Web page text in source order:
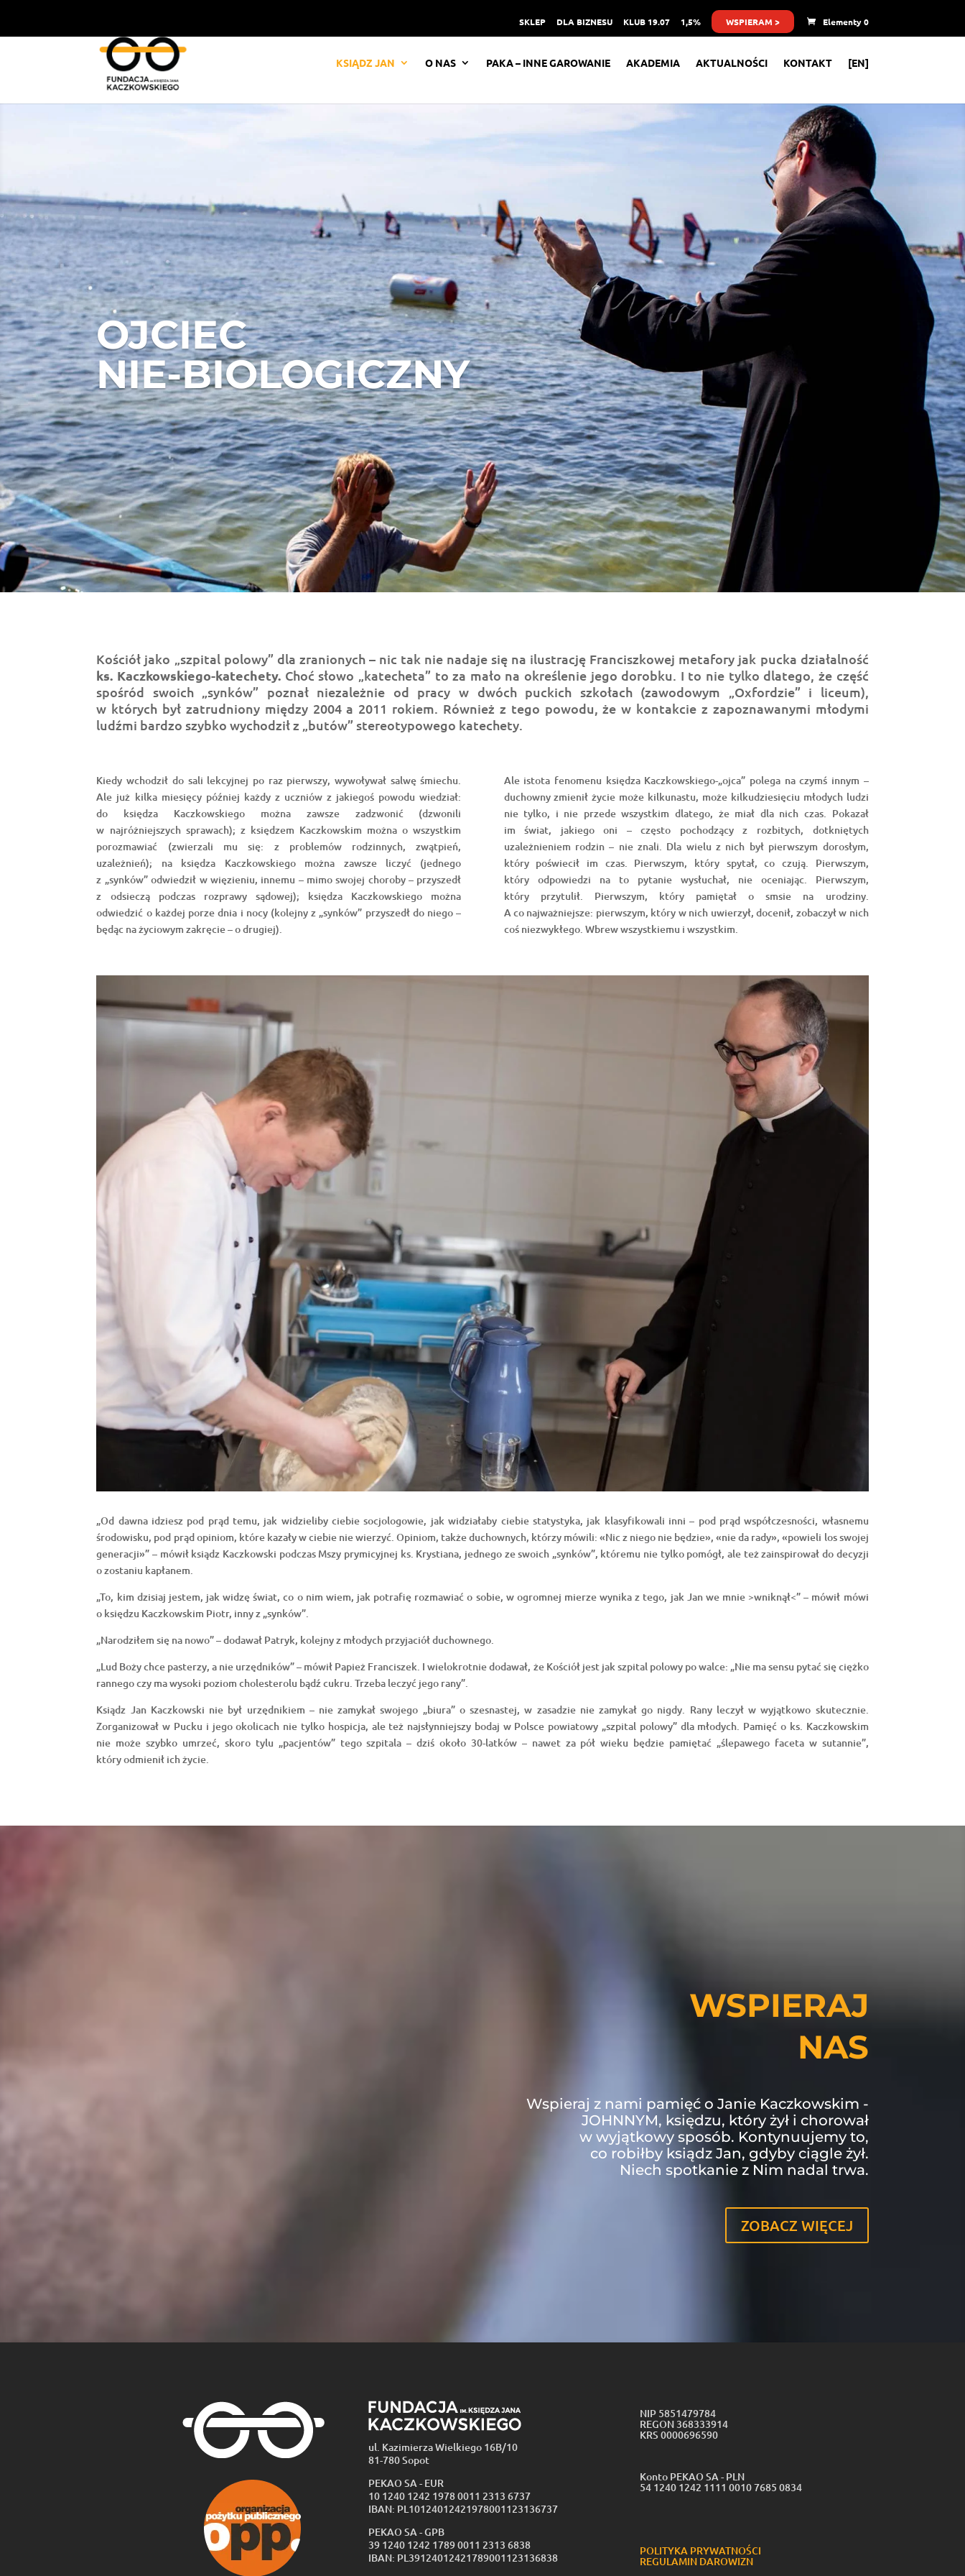
SKLEP DLA BIZNESU KLUB 19.07 1,5% WSPIERAM > Elementy 0
KSIĄDZ JAN O NAS PAKA – INNE GAROWANIE AKADEMIA AKTUALNOŚCI KONTAKT [EN]
OJCIEC
NIE-BIOLOGICZNY
Kościół jako „szpital polowy” dla zranionych – nic tak nie nadaje się na ilustrację Franciszkowej metafory jak pucka działalność
ks. Kaczkowskiego-katechety. Choć słowo „katecheta” to za mało na określenie jego dorobku. I to nie tylko dlatego, że część
spośród swoich „synków” poznał niezależnie od pracy w dwóch puckich szkołach (zawodowym „Oxfordzie” i liceum),
w których był zatrudniony między 2004 a 2011 rokiem. Również z tego powodu, że w kontakcie z zapoznawanymi młodymi
ludźmi bardzo szybko wychodził z „butów” stereotypowego katechety.
Kiedy wchodził do sali lekcyjnej po raz pierwszy, wywoływał salwę śmiechu.
Ale już kilka miesięcy później każdy z uczniów z jakiegoś powodu wiedział:
do księdza Kaczkowskiego można zawsze zadzwonić (dzwonili
w najróżniejszych sprawach); z księdzem Kaczkowskim można o wszystkim
porozmawiać (zwierzali mu się: z problemów rodzinnych, zwątpień,
uzależnień); na księdza Kaczkowskiego można zawsze liczyć (jednego
z „synków” odwiedził w więzieniu, innemu – mimo swojej choroby – przyszedł
z odsieczą podczas rozprawy sądowej); księdza Kaczkowskiego można
odwiedzić o każdej porze dnia i nocy (kolejny z „synków” przyszedł do niego –
będąc na życiowym zakręcie – o drugiej).
Ale istota fenomenu księdza Kaczkowskiego-„ojca” polega na czymś innym –
duchowny zmienił życie może kilkunastu, może kilkudziesięciu młodych ludzi
nie tylko, i nie przede wszystkim dlatego, że miał dla nich czas. Pokazał
im świat, jakiego oni – często pochodzący z rozbitych, dotkniętych
uzależnieniem rodzin – nie znali. Dla wielu z nich był pierwszym dorosłym,
który poświecił im czas. Pierwszym, który spytał, co czują. Pierwszym,
który odpowiedzi na to pytanie wysłuchał, nie oceniając. Pierwszym,
który przytulił. Pierwszym, który pamiętał o smsie na urodziny.
A co najważniejsze: pierwszym, który w nich uwierzył, docenił, zobaczył w nich
coś niezwykłego. Wbrew wszystkiemu i wszystkim.
„Od dawna idziesz pod prąd temu, jak widzieliby ciebie socjologowie, jak widziałaby ciebie statystyka, jak klasyfikowali inni – pod prąd współczesności, własnemu
środowisku, pod prąd opiniom, które kazały w ciebie nie wierzyć. Opiniom, także duchownych, którzy mówili: «Nic z niego nie będzie», «nie da rady», «powieli los swojej
generacji»” – mówił ksiądz Kaczkowski podczas Mszy prymicyjnej ks. Krystiana, jednego ze swoich „synków”, któremu nie tylko pomógł, ale też zainspirował do decyzji
o zostaniu kapłanem.
„To, kim dzisiaj jestem, jak widzę świat, co o nim wiem, jak potrafię rozmawiać o sobie, w ogromnej mierze wynika z tego, jak Jan we mnie >wniknął<” – mówił mówi
o księdzu Kaczkowskim Piotr, inny z „synków”.
„Narodziłem się na nowo” – dodawał Patryk, kolejny z młodych przyjaciół duchownego.
„Lud Boży chce pasterzy, a nie urzędników” – mówił Papież Franciszek. I wielokrotnie dodawał, że Kościół jest jak szpital polowy po walce: „Nie ma sensu pytać się ciężko
rannego czy ma wysoki poziom cholesterolu bądź cukru. Trzeba leczyć jego rany”.
Ksiądz Jan Kaczkowski nie był urzędnikiem – nie zamykał swojego „biura” o szesnastej, w zasadzie nie zamykał go nigdy. Rany leczył w wyjątkowo skutecznie.
Zorganizował w Pucku i jego okolicach nie tylko hospicja, ale też najsłynniejszy bodaj w Polsce powiatowy „szpital polowy” dla młodych. Pamięć o ks. Kaczkowskim
nie może szybko umrzeć, skoro tylu „pacjentów” tego szpitala – dziś około 30-latków – nawet za pół wieku będzie pamiętać „ślepawego faceta w sutannie”,
który odmienił ich życie.
WSPIERAJ
NAS
Wspieraj z nami pamięć o Janie Kaczkowskim -
JOHNNYM, księdzu, który żył i chorował
w wyjątkowy sposób. Kontynuujemy to,
co robiłby ksiądz Jan, gdyby ciągle żył.
Niech spotkanie z Nim nadal trwa.
ZOBACZ WIĘCEJ
ul. Kazimierza Wielkiego 16B/10
81-780 Sopot
PEKAO SA - EUR
10 1240 1242 1978 0011 2313 6737
IBAN: PL10124012421978001123136737
PEKAO SA - GPB
39 1240 1242 1789 0011 2313 6838
IBAN: PL39124012421789001123136838
NIP 5851479784
REGON 368333914
KRS 0000696590
Konto PEKAO SA - PLN
54 1240 1242 1111 0010 7685 0834
POLITYKA PRYWATNOŚCI
REGULAMIN DAROWIZN